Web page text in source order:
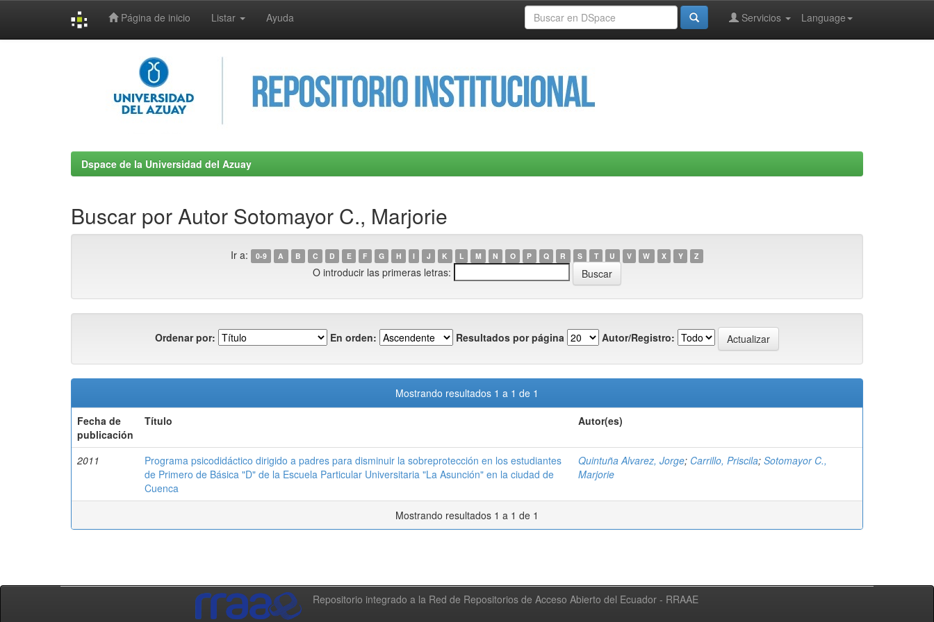
Página de inicio Listar Ayuda Language
Servicios
Dspace de la Universidad del Azuay
Buscar por Autor Sotomayor C., Marjorie
Ir a: 0-9 A B C D E F G H I J K L M N O P Q R S T U V W X Y Z
O introducir las primeras letras:
Ordenar por: En orden: Resultados por página Autor/Registro:
Mostrando resultados 1 a 1 de 1
Fecha de
publicación
Título Autor(es)
2011
Programa psicodidáctico dirigido a padres para disminuir la sobreprotección en los estudiantes
de Primero de Básica "D" de la Escuela Particular Universitaria "La Asunción" en la ciudad de
Cuenca
Quintuña Alvarez, Jorge; Carrillo, Priscila; Sotomayor C.,
Marjorie
Mostrando resultados 1 a 1 de 1
Repositorio integrado a la Red de Repositorios de Acceso Abierto del Ecuador - RRAAE